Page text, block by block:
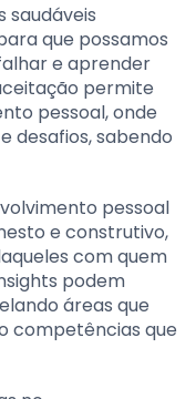
saudáveis
que possamos
e aprender
permite
pessoal, onde
desafios, sabendo
pessoal
e construtivo,
com quem
podem
áreas que
competências que